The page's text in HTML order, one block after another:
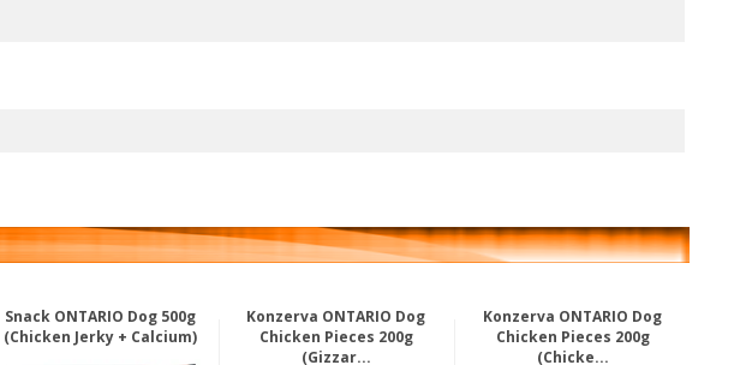
Snack ONTARIO Dog 500g
(Chicken Jerky + Calcium)
Konzerva ONTARIO Dog
Chicken Pieces 200g
(Gizzar...
Konzerva ONTARIO Dog
Chicken Pieces 200g
(Chicke...